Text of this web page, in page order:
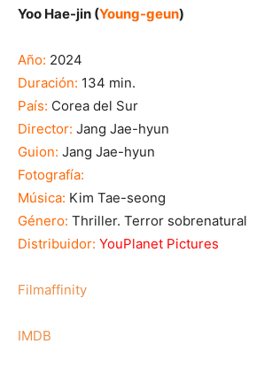
Yoo Hae-jin (Young-geun)
Año: 2024
Duración: 134 min.
País: Corea del Sur
Director: Jang Jae-hyun
Guion: Jang Jae-hyun
Fotografía:
Música: Kim Tae-seong
Género: Thriller. Terror sobrenatural
Distribuidor: YouPlanet Pictures
Filmaffinity
IMDB